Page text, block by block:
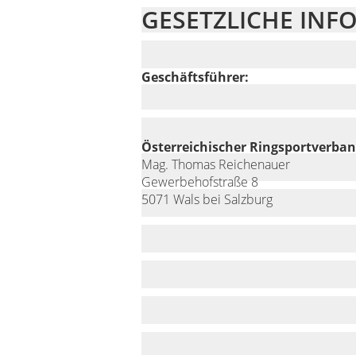
GESETZLICHE
Geschäftsführer:
Österreichischer
Mag. Thomas Reichenauer
Gewerbehofstraße 8
5071 Wals bei Salzburg